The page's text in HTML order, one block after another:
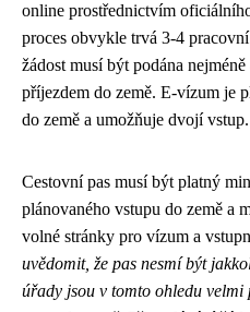
online prostřednictvím
proces obvykle trvá 3-4
žádost musí být podána
příjezdem do země. E-vízum je
do země a umožňuje dvojí vstup.
Cestovní pas musí být platný
plánovaného vstupu do země a
volné stránky pro vízum a
uvědomit, že pas nesmí být
úřady jsou v tomto ohledu